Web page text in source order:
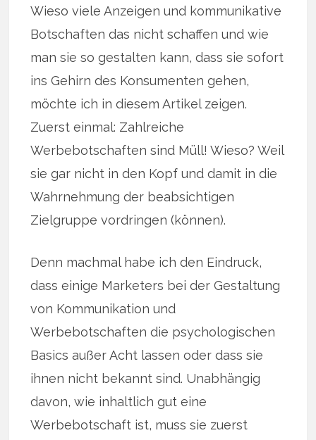
Wieso viele Anzeigen und kommunikative
Botschaften das nicht schaffen und wie
man sie so gestalten kann, dass sie sofort
ins Gehirn des Konsumenten gehen,
möchte ich in diesem Artikel zeigen.
Zuerst einmal: Zahlreiche
Werbebotschaften sind Müll! Wieso? Weil
sie gar nicht in den Kopf und damit in die
Wahrnehmung der beabsichtigen
Zielgruppe vordringen (können).
Denn machmal habe ich den Eindruck,
dass einige Marketers bei der Gestaltung
von Kommunikation und
Werbebotschaften die psychologischen
Basics außer Acht lassen oder dass sie
ihnen nicht bekannt sind. Unabhängig
davon, wie inhaltlich gut eine
Werbebotschaft ist, muss sie zuerst